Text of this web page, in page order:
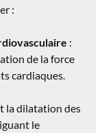
:
:
de la force
cardiaques.
la dilatation des
le